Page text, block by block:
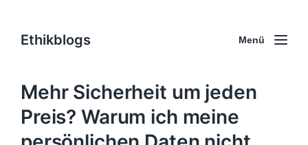
Ethikblogs Menü
Mehr Sicherheit um jeden
Preis? Warum ich meine